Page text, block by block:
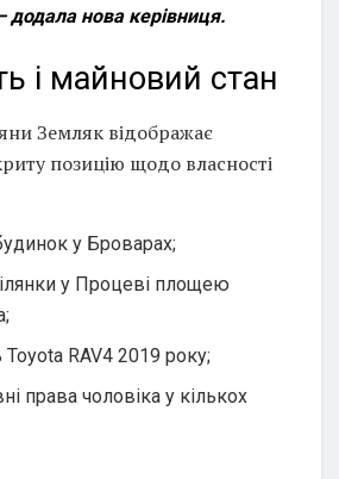
додала нова керівниця.
і майновий стан
Земляк відображає
позицію щодо власності
у Броварах;
у Процеві площею
Toyota RAV4 2019 року;
права чоловіка у кількох